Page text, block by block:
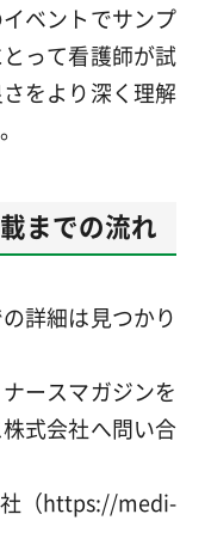
ベントでサンプ
って看護師が試
をより深く理解
までの流れ
詳細は見つかり
ースマガジンを
式会社へ問い合
社（https://medi-